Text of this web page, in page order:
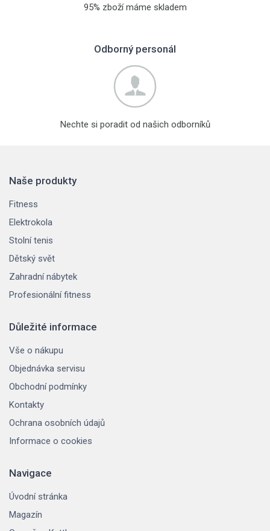
95% zboží máme skladem
Odborný personál
Nechte si poradit od našich odborníků
Naše produkty
Fitness
Elektrokola
Stolní tenis
Dětský svět
Zahradní nábytek
Profesionální fitness
Důležité informace
Vše o nákupu
Objednávka servisu
Obchodní podmínky
Kontakty
Ochrana osobních údajů
Informace o cookies
Navigace
Úvodní stránka
Magazín